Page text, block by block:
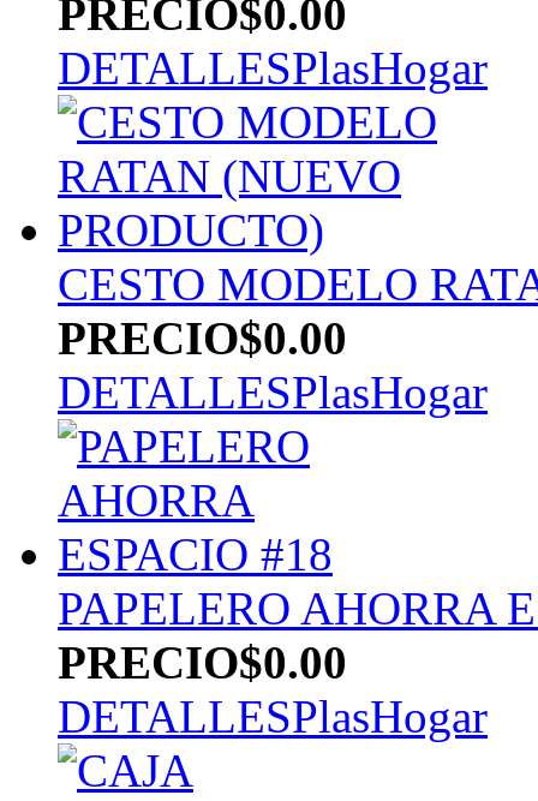
PRECIO$0.00
DETALLESPlasHogar
CESTO MODELO
PRECIO$0.00
DETALLESPlasHogar
PAPELERO AHORRA
PRECIO$0.00
DETALLESPlasHogar